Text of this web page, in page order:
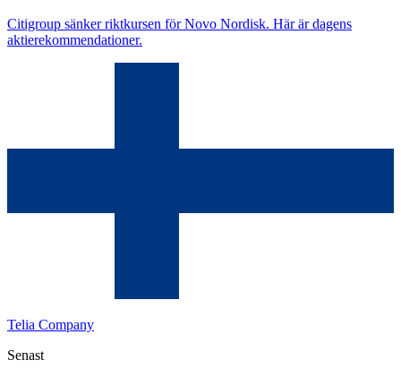
Citigroup sänker riktkursen för Novo Nordisk. Här är dagens
aktierekommendationer.
Telia Company
Senast